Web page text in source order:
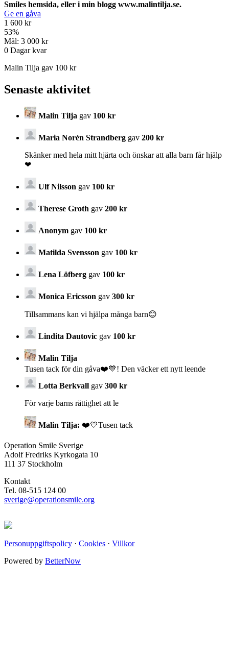
Smiles hemsida, eller i min blogg www.malintilja.se.
Ge en gåva
1 600 kr
53%
Mål: 3 000 kr
0 Dagar kvar
Malin Tilja gav 100 kr
Senaste aktivitet
Malin Tilja gav 100 kr
Maria Norén Strandberg gav 200 kr
Skänker med hela mitt hjärta och önskar att alla barn får hjälp
❤
Ulf Nilsson gav 100 kr
Therese Groth gav 200 kr
Anonym gav 100 kr
Matilda Svensson gav 100 kr
Lena Löfberg gav 100 kr
Monica Ericsson gav 300 kr
Tillsammans kan vi hjälpa många barn😊
Lindita Dautovic gav 100 kr
Malin Tilja
Tusen tack för din gåva❤️💙! Den väcker ett nytt leende
Lotta Berkvall gav 300 kr
För varje barns rättighet att le
Malin Tilja: ❤️💙Tusen tack
Operation Smile Sverige
Adolf Fredriks Kyrkogata 10
111 37 Stockholm
Kontakt
Tel. 08-515 124 00
sverige@operationsmile.org
Personuppgiftspolicy · Cookies · Villkor
Powered by BetterNow